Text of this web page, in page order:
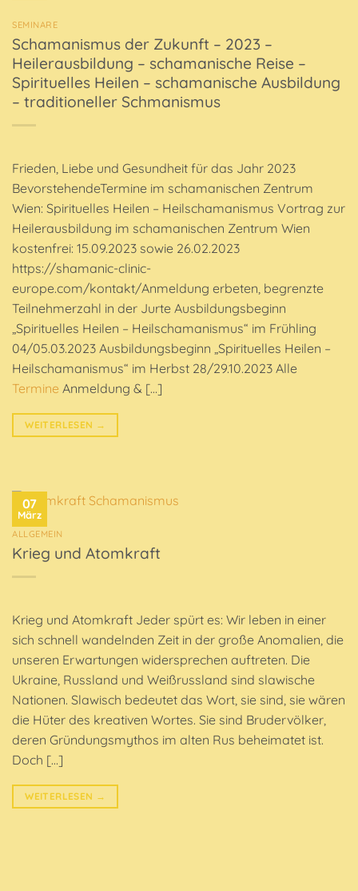
SEMINARE
Schamanismus der Zukunft – 2023 –
Heilerausbildung – schamanische Reise –
Spirituelles Heilen – schamanische Ausbildung
– traditioneller Schmanismus
Frieden, Liebe und Gesundheit für das Jahr 2023
BevorstehendeTermine im schamanischen Zentrum
Wien: Spirituelles Heilen – Heilschamanismus Vortrag zur
Heilerausbildung im schamanischen Zentrum Wien
kostenfrei: 15.09.2023 sowie 26.02.2023
https://shamanic-clinic-
europe.com/kontakt/Anmeldung erbeten, begrenzte
Teilnehmerzahl in der Jurte Ausbildungsbeginn
„Spirituelles Heilen – Heilschamanismus“ im Frühling
04/05.03.2023 Ausbildungsbeginn „Spirituelles Heilen –
Heilschamanismus“ im Herbst 28/29.10.2023 Alle
Termine Anmeldung & […]
WEITERLESEN →
07
März
ALLGEMEIN
Krieg und Atomkraft
Krieg und Atomkraft Jeder spürt es: Wir leben in einer
sich schnell wandelnden Zeit in der große Anomalien, die
unseren Erwartungen widersprechen auftreten. Die
Ukraine, Russland und Weißrussland sind slawische
Nationen. Slawisch bedeutet das Wort, sie sind, sie wären
die Hüter des kreativen Wortes. Sie sind Brudervölker,
deren Gründungsmythos im alten Rus beheimatet ist.
Doch […]
WEITERLESEN →